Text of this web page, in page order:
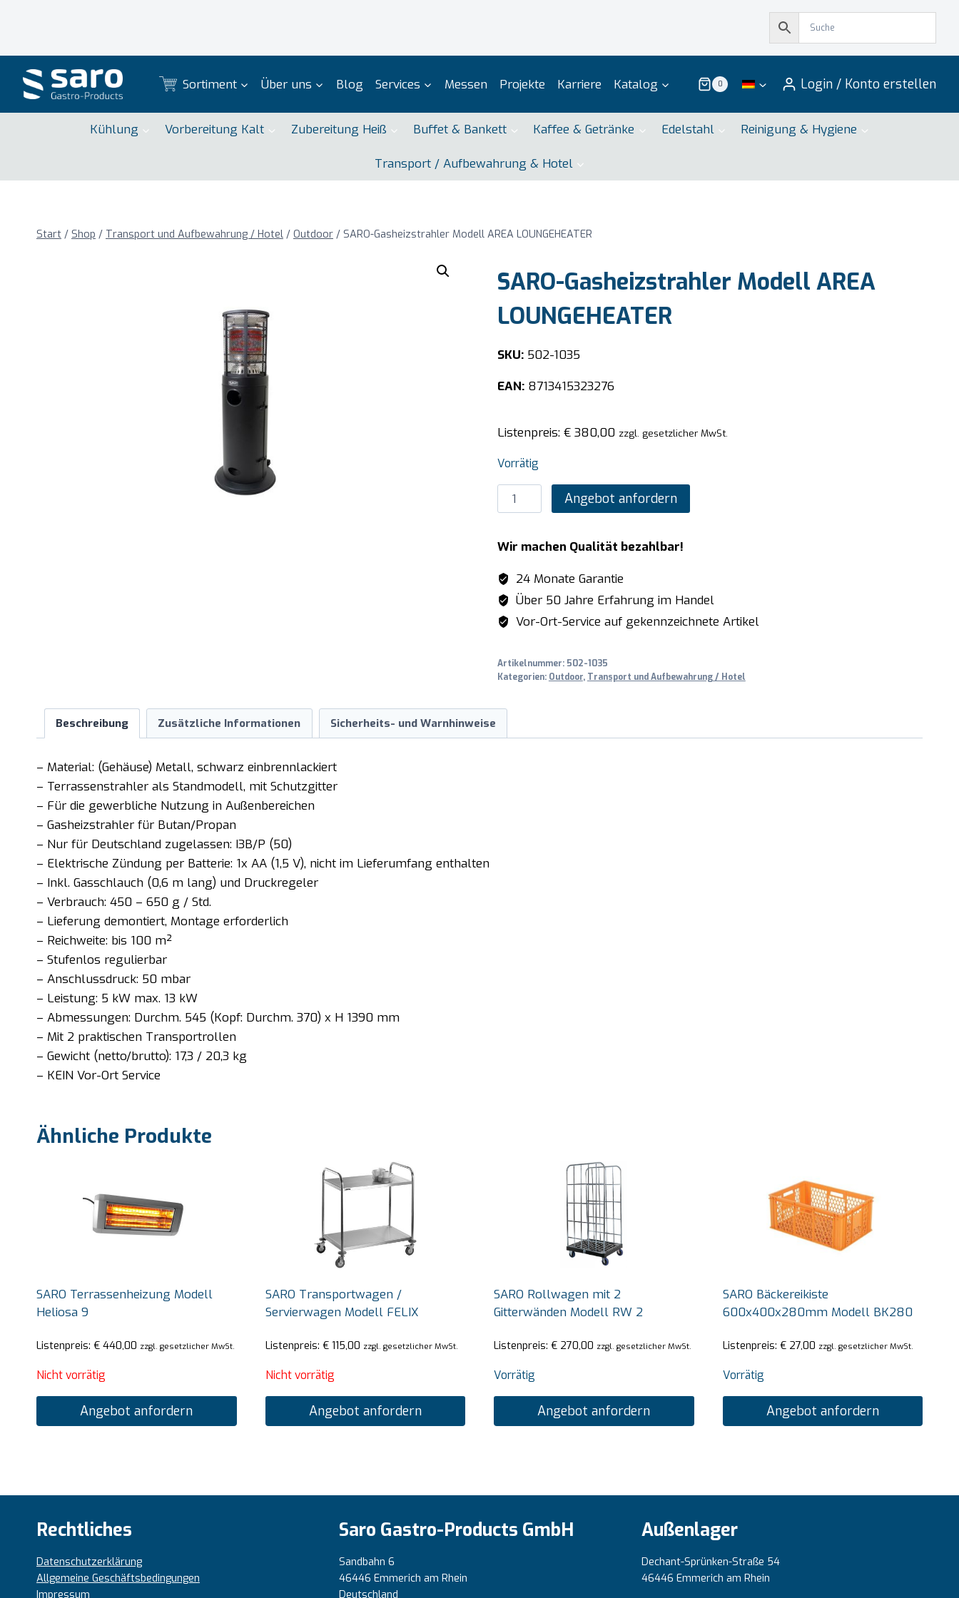
Sortiment Über uns Blog Services Messen Projekte Karriere Katalog 0 Login / Konto erstellen
Kühlung Vorbereitung Kalt Zubereitung Heiß Buffet & Bankett Kaffee & Getränke Edelstahl Reinigung & Hygiene
Transport / Aufbewahrung & Hotel
Start / Shop / Transport und Aufbewahrung / Hotel / Outdoor / SARO-Gasheizstrahler Modell AREA LOUNGEHEATER
SARO-Gasheizstrahler Modell AREA
LOUNGEHEATER
SKU:502-1035
EAN:8713415323276
Listenpreis: €380,00 zzgl. gesetzlicher MwSt.
Vorrätig
SARO-
Gasheizstrahler
AREA
LOUNGEHEATER
Menge
Angebot anfordern
Wir machen Qualität bezahlbar!
24 Monate Garantie
Über 50 Jahre Erfahrung im Handel
Vor-Ort-Service auf gekennzeichnete Artikel
Artikelnummer: 502-1035
Kategorien: Outdoor, Transport und Aufbewahrung / Hotel
Beschreibung Zusätzliche Informationen Sicherheits- und Warnhinweise
– Material: (Gehäuse) Metall, schwarz einbrennlackiert
– Terrassenstrahler als Standmodell, mit Schutzgitter
– Für die gewerbliche Nutzung in Außenbereichen
– Gasheizstrahler für Butan/Propan
– Nur für Deutschland zugelassen: I3B/P (50)
– Elektrische Zündung per Batterie: 1x AA (1,5 V), nicht im Lieferumfang enthalten
– Inkl. Gasschlauch (0,6 m lang) und Druckregeler
– Verbrauch: 450 – 650 g / Std.
– Lieferung demontiert, Montage erforderlich
– Reichweite: bis 100 m²
– Stufenlos regulierbar
– Anschlussdruck: 50 mbar
– Leistung: 5 kW max. 13 kW
– Abmessungen: Durchm. 545 (Kopf: Durchm. 370) x H 1390 mm
– Mit 2 praktischen Transportrollen
– Gewicht (netto/brutto): 17,3 / 20,3 kg
– KEIN Vor-Ort Service
Ähnliche Produkte
SARO Terrassenheizung Modell
Heliosa 9
Listenpreis: € 440,00 zzgl. gesetzlicher MwSt.
Nicht vorrätig
Angebot anfordern
SARO Transportwagen /
Servierwagen Modell FELIX
Listenpreis: €115,00 zzgl. gesetzlicher MwSt.
Nicht vorrätig
Angebot anfordern
SARO Rollwagen mit 2
Gitterwänden Modell RW 2
Listenpreis: € 270,00 zzgl. gesetzlicher MwSt.
Vorrätig
Angebot anfordern
SARO Bäckereikiste
600x400x280mm Modell BK280
Listenpreis: €27,00 zzgl. gesetzlicher MwSt.
Vorrätig
Angebot anfordern
Rechtliches
Datenschutzerklärung
Allgemeine Geschäftsbedingungen
Impressum
Saro Gastro-Products GmbH
Sandbahn 6
46446 Emmerich am Rhein
Deutschland
Außenlager
Dechant-Sprünken-Straße 54
46446 Emmerich am Rhein